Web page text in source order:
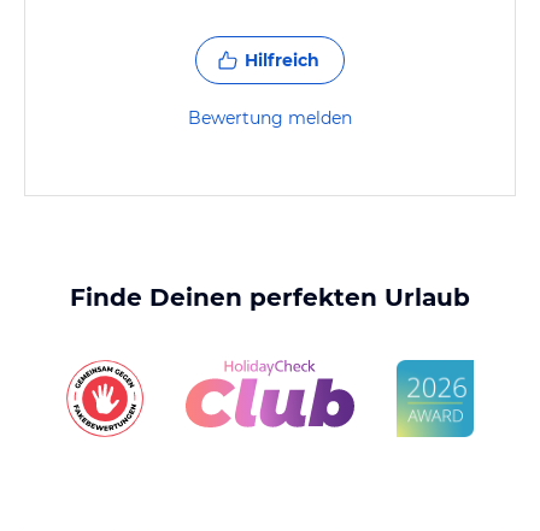
Hilfreich
Bewertung melden
Finde Deinen perfekten Urlaub